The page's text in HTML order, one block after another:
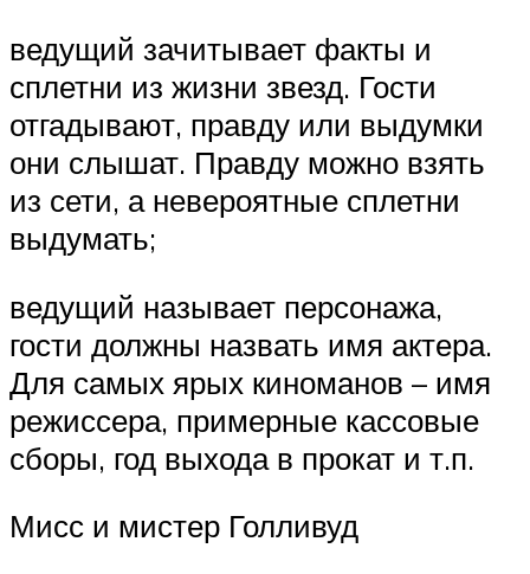
ведущий зачитывает факты и
сплетни из жизни звезд. Гости
отгадывают, правду или выдумки
они слышат. Правду можно взять
из сети, а невероятные сплетни
выдумать;
ведущий называет персонажа,
гости должны назвать имя актера.
Для самых ярых киноманов – имя
режиссера, примерные кассовые
сборы, год выхода в прокат и т.п.
Мисс и мистер Голливуд